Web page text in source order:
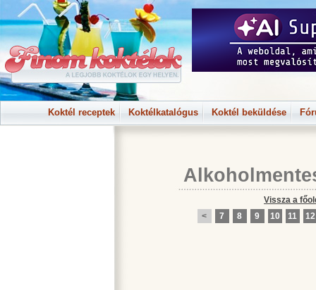
Koktél receptek Koktélkatalógus Koktél beküldése
Vissza a
<
7 8 9 10 11 12